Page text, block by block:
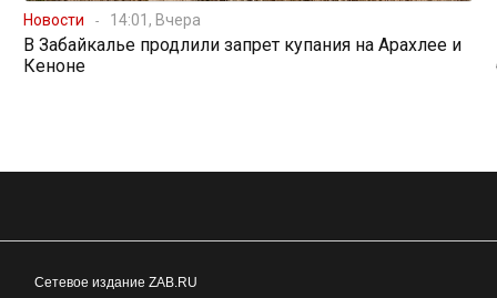
Новости 14:01, Вчера
В Забайкалье продлили запрет купания на Арахлее и
Кеноне
Сетевое издание ZAB.RU